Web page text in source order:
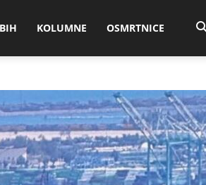
BIH KOLUMNE OSMRTNICE